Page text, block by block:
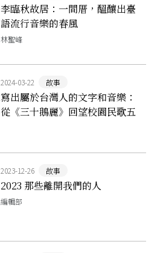
李臨秋故居：一間厝，醞釀出臺
語流行音樂的春風
林聖峰
2024-03-22 故事
寫出屬於台灣人的文字和音樂：
從《三十鵝麗》回望校園民歌五
2023-12-26 故事
2023 那些離開我們的人
編輯部